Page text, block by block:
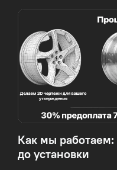
Как мы работаем:
до установки